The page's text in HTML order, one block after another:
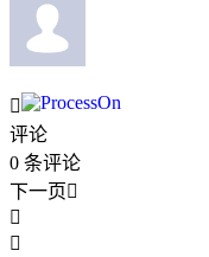

评论
0 条评论
下一页

